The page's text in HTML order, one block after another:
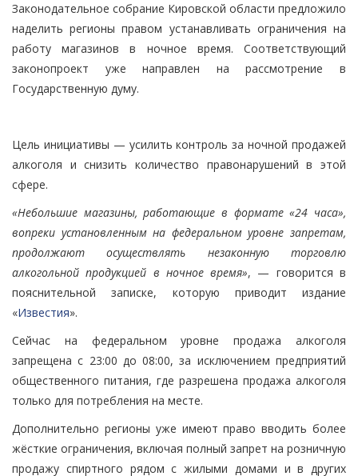
Законодательное собрание Кировской области предложило
наделить регионы правом устанавливать ограничения на
работу магазинов в ночное время. Соответствующий
законопроект уже направлен на рассмотрение в
Государственную думу.
Цель инициативы — усилить контроль за ночной продажей
алкоголя и снизить количество правонарушений в этой
сфере.
«Небольшие магазины, работающие в формате «24 часа»,
вопреки установленным на федеральном уровне запретам,
продолжают осуществлять незаконную торговлю
алкогольной продукцией в ночное время», — говорится в
пояснительной записке, которую приводит издание
«Известия».
Сейчас на федеральном уровне продажа алкоголя
запрещена с 23:00 до 08:00, за исключением предприятий
общественного питания, где разрешена продажа алкоголя
только для потребления на месте.
Дополнительно регионы уже имеют право вводить более
жёсткие ограничения, включая полный запрет на розничную
продажу спиртного рядом с жилыми домами и в других